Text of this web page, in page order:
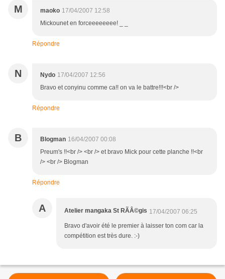
M maoko 17/04/2007 12:58
Mickounet en forceeeeeeee! _ _
Répondre
N Nydo 17/04/2007 12:56
Bravo et conyinu comme ca!! on va le battre!!!<br />
Répondre
B Blogman 16/04/2007 00:08
Preum's !!<br /> <br /> et bravo Mick pour cette planche !!<br
/> <br /> Blogman
Répondre
A Atelier mangaka St RÃÂ©gis 17/04/2007 06:25
Bravo d'avoir été le premier à laisser ton com car la
compétition est très dure. :-)